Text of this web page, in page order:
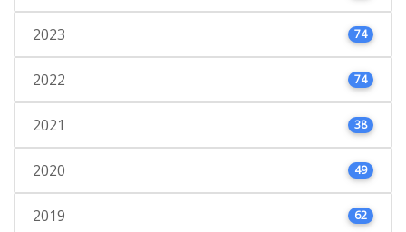
2023 74
2022 74
2021 38
2020 49
2019 62